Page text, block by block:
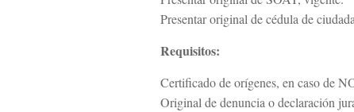
Presentar original de cédula de
Requisitos:
Certificado de orígenes, en caso de
Original de denuncia o declaración